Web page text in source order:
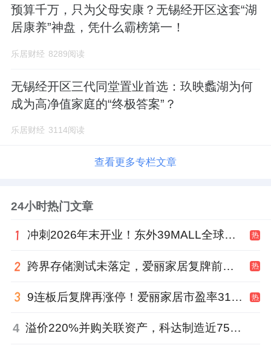
预算千万，只为父母安康？无锡经开区这套“湖
居康养”神盘，凭什么霸榜第一！
乐居财经 8289阅读
无锡经开区三代同堂置业首选：玖映蠡湖为何
成为高净值家庭的“终极答案”？
乐居财经 3114阅读
查看更多专栏文章
24小时热门文章
冲刺2026年末开业！东外39MALL全球招商启幕，重构东直门商圈格局 热
跨界存储测试未落定，爱丽家居复牌前自揭多重风险 热
9连板后复牌再涨停！爱丽家居市盈率318倍，跨界收购案尚未落地 热
4 溢价220%并购关联资产，科达制造近75亿元重组被否